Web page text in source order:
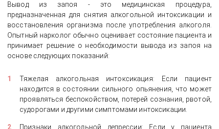
Вывод из запоя - это медицинская процедура,
предназначенная для снятия алкогольной интоксикации и
восстановления организма после употребления алкоголя.
Опытный нарколог обычно оценивает состояние пациента и
принимает решение о необходимости вывода из запоя на
основе следующих показаний:
Тяжелая алкогольная интоксикация: Если пациент
находится в состоянии сильного опьянения, что может
проявляться беспокойством, потерей сознания, рвотой,
судорогами и другими симптомами интоксикации.
Признаки алкогольной депрессии: Если у пациента